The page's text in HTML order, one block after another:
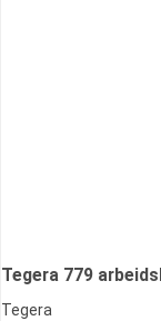
Tegera 779
Tegera